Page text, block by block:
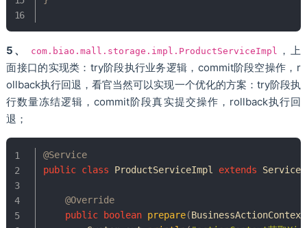
5、 com.biao.mall.storage.impl.ProductServiceImpl
，上
面接口的实现类：try阶段执行业务逻辑，commit阶段空操作，r
ollback执行回退，看官当然可以实现一个优化的方案：try阶段执
行数量冻结逻辑，commit阶段真实提交操作，rollback执行回
退；
@Service
public class ProductServiceImpl extends
@Override
public
boolean prepare(BusinessActionContext